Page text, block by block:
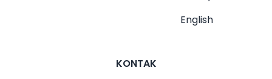
English
KONTAK